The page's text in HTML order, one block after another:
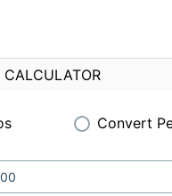
CALCULATOR
Convert